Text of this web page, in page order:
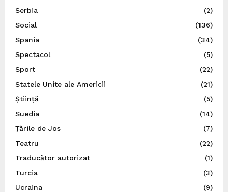
Serbia
(2)
Social
(136)
Spania
(34)
Spectacol
(5)
Sport
(22)
Statele Unite ale Americii
(21)
Știință
(5)
Suedia
(14)
Ţările de Jos
(7)
Teatru
(22)
Traducător autorizat
(1)
Turcia
(3)
Ucraina
(9)